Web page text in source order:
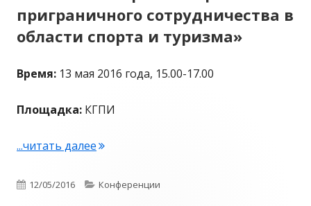
приграничного сотрудничества в
области спорта и туризма»
Время: 13 мая 2016 года, 15.00-17.00
Площадка: КГПИ
...читать далее"«Межвузовское взаимодействие,
Опубликовано
12/05/2016 Рубрики
Конференции